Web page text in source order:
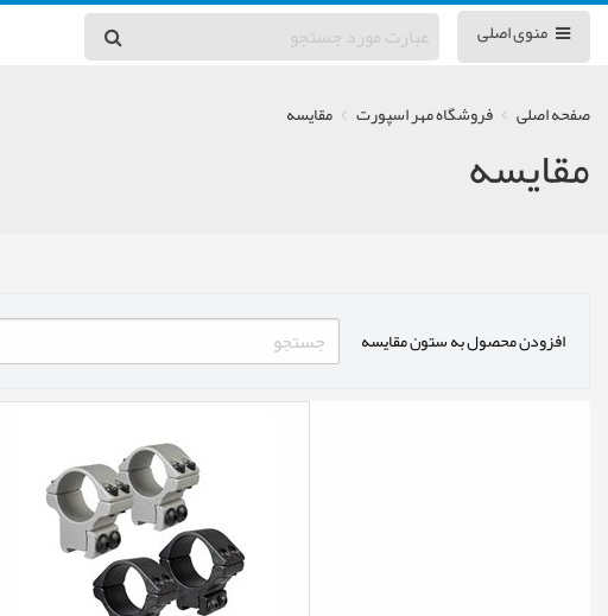
منوی اصلی
صفحه اصلی فروشگاه مهر اسپورت مقایسه
مقایسه
افزودن محصول به ستون مقایسه